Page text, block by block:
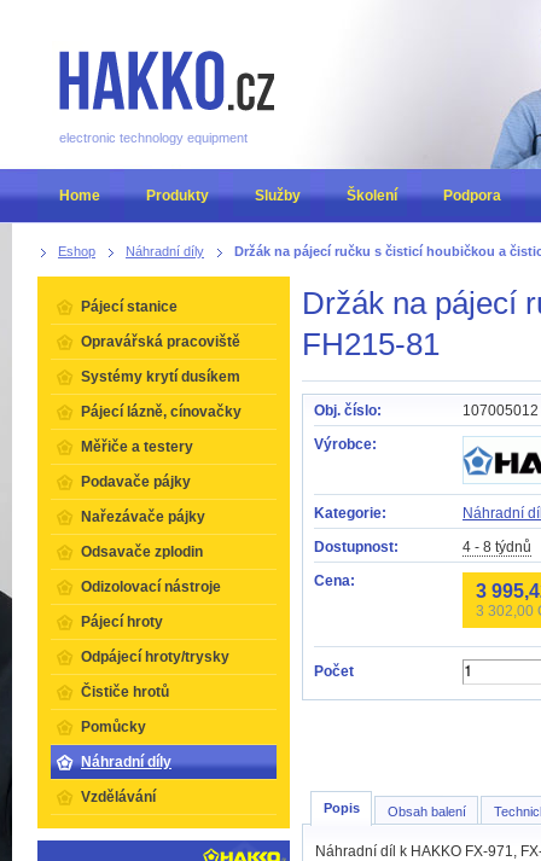
Eshop Náhradní díly Držák na pájecí ručku s čisticí houbičkou a
Držák na pájecí
FH215-81
Obj. číslo:
107005012
Výrobce:
Kategorie:
Náhradní
Dostupnost:
4 - 8 týdnů
Cena:
3
3 302,00
Počet
Popis Obsah balení
Náhradní díl k HAKKO FX-971,
Pájecí stanice
Opravářská pracoviště
Systémy krytí dusíkem
Pájecí lázně, cínovačky
Měřiče a testery
Podavače pájky
Nařezávače pájky
Odsavače zplodin
Odizolovací nástroje
Pájecí hroty
Odpájecí hroty/trysky
Čističe hrotů
Pomůcky
Náhradní díly
Vzdělávání
electronic technology equipment
Home Produkty Služby Školení Podpora